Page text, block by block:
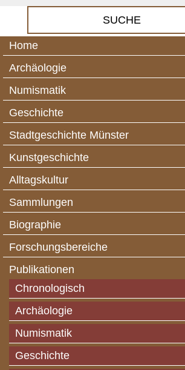
Home
Archäologie
Numismatik
Geschichte
Stadtgeschichte Münster
Kunstgeschichte
Alltagskultur
Sammlungen
Biographie
Forschungsbereiche
Publikationen
Chronologisch
Archäologie
Numismatik
Geschichte